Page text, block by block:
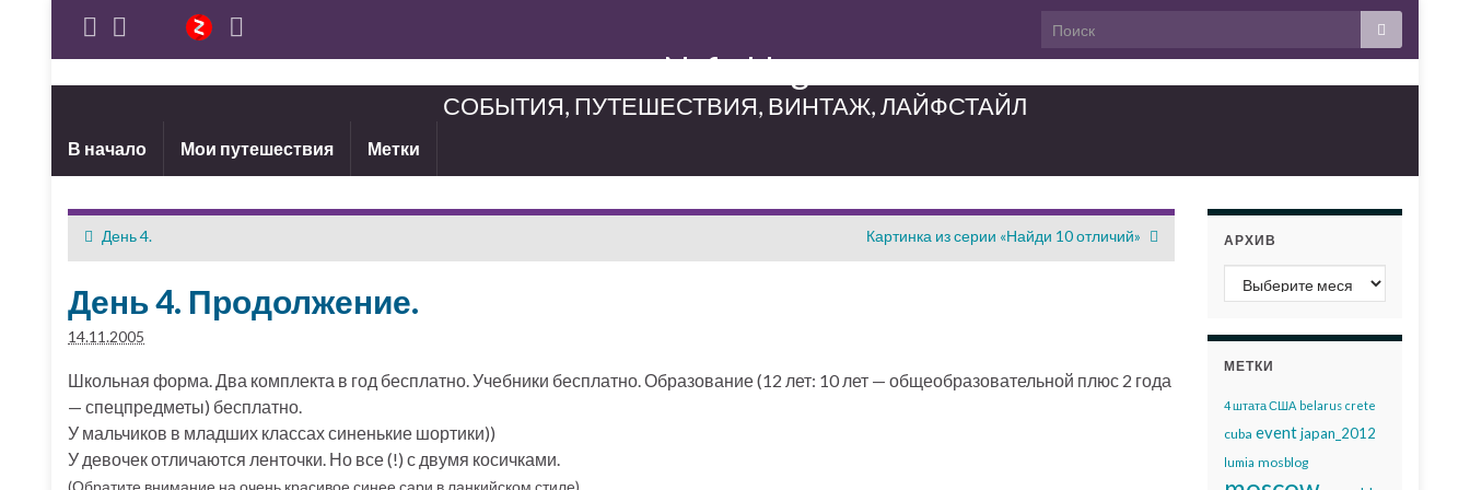
Neferblog
СОБЫТИЯ, ПУТЕШЕСТВИЯ, ВИНТАЖ, ЛАЙФСТАЙЛ
В начало Мои путешествия Метки
День 4. Картинка из серии «Найди 10 отличий»
День 4. Продолжение.
14.11.2005
Школьная форма. Два комплекта в год бесплатно. Учебники бесплатно. Образование (12 лет: 10 лет — общеобразовательной плюс 2 года
— спецпредметы) бесплатно.
У мальчиков в младших классах синенькие шортики))
У девочек отличаются ленточки. Но все (!) с двумя косичками.
АРХИВ
Архив
МЕТКИ
4 штата США belarus crete
cuba event japan_2012
lumia mosblog